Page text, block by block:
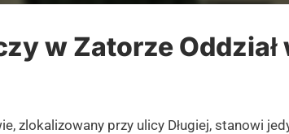
w Zatorze Oddział
zlokalizowany przy ulicy Długiej, stanowi